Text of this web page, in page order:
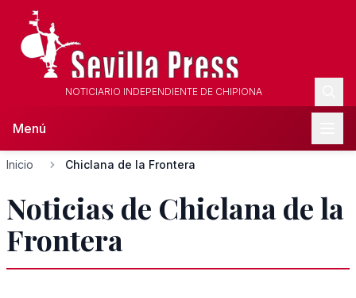
NOTICIARIO INDEPENDIENTE DE CHIPIONA
Menú
Inicio Chiclana de la Frontera
Noticias de Chiclana de la
Frontera